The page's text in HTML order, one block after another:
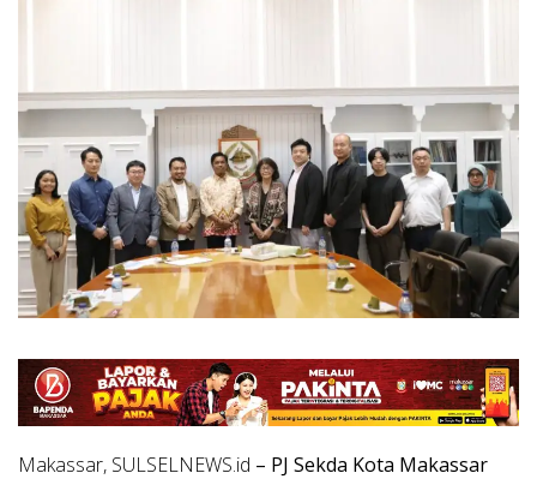
Makassar, SULSELNEWS.id – PJ Sekda Kota Makassar